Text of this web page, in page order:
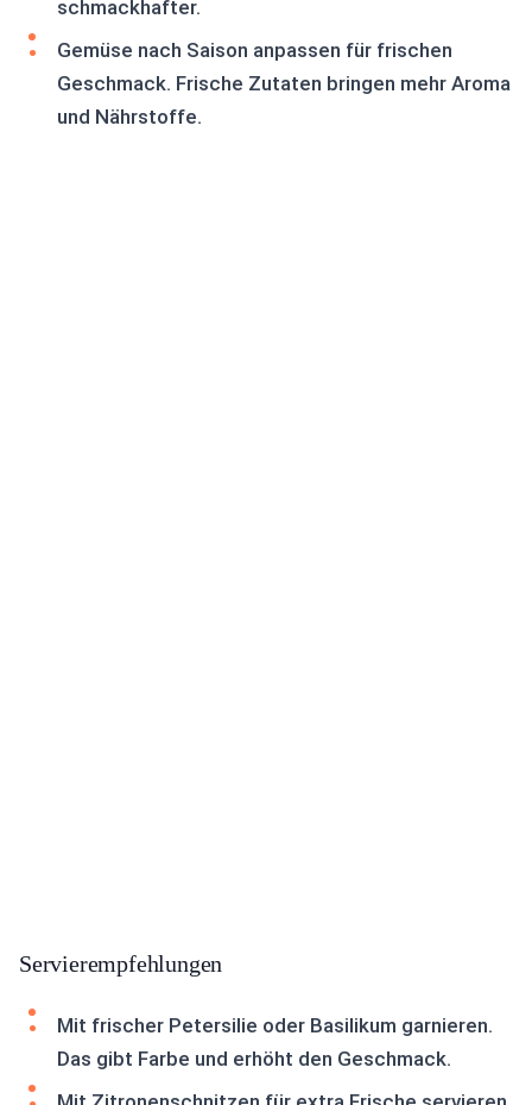
schmackhafter.
Gemüse nach Saison anpassen für frischen
Geschmack. Frische Zutaten bringen mehr Aroma
und Nährstoffe.
Servierempfehlungen
Mit frischer Petersilie oder Basilikum garnieren.
Das gibt Farbe und erhöht den Geschmack.